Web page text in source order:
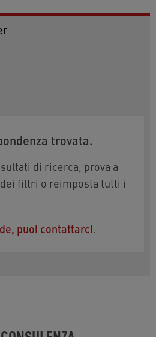
trovata.
di ricerca, prova a
filtri o reimposta tutti i
puoi contattarci.